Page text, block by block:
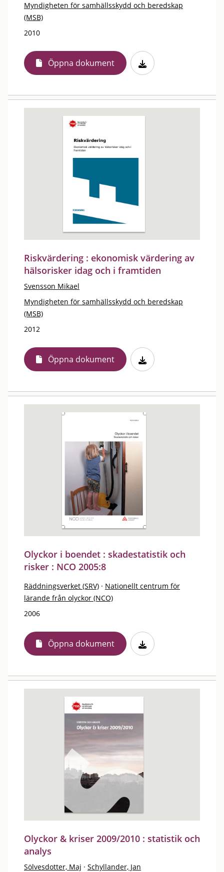
Myndigheten för samhällsskydd och beredskap
(MSB)
2010
Öppna dokument
Riskvärdering : ekonomisk värdering av
hälsorisker idag och i framtiden
Svensson Mikael
Myndigheten för samhällsskydd och beredskap
(MSB)
2012
Öppna dokument
Olyckor i boendet : skadestatistik och
risker : NCO 2005:8
Räddningsverket (SRV) · Nationellt centrum för
lärande från olyckor (NCO)
2006
Öppna dokument
Olyckor & kriser 2009/2010 : statistik och
analys
Sölvesdotter, Maj · Schyllander, Jan